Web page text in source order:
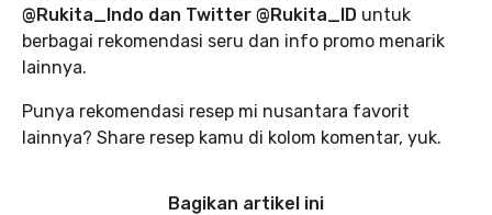
@Rukita_Indo dan Twitter @Rukita_ID untuk
berbagai rekomendasi seru dan info promo menarik
lainnya.
Punya rekomendasi resep mi nusantara favorit
lainnya? Share resep kamu di kolom komentar, yuk.
Bagikan artikel ini